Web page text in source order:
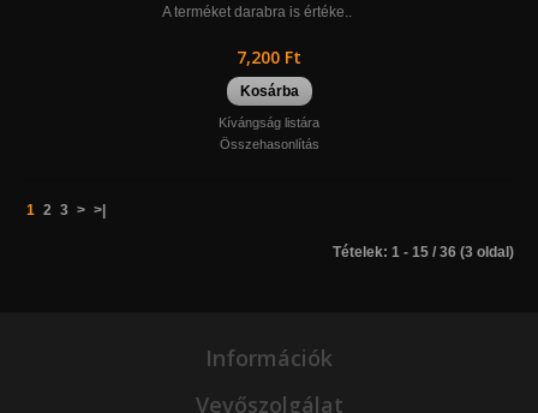
A terméket darabra is értéke..
7,200 Ft
Kosárba
Kívángság listára
Összehasonlítás
1 2 3 > >|
Tételek: 1 - 15 / 36 (3 oldal)
Információk
Vevőszolgálat